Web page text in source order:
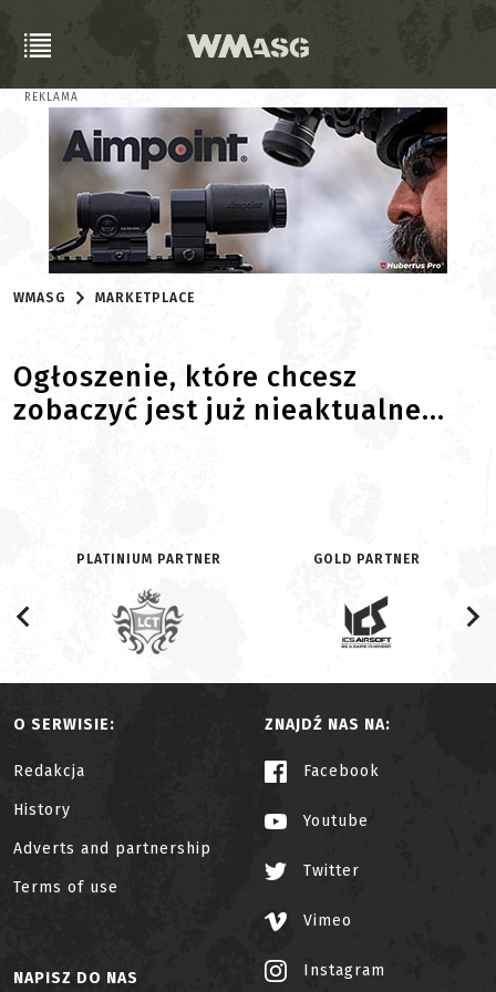
REKLAMA
WMASG MARKETPLACE
Ogłoszenie, które chcesz
zobaczyć jest już nieaktualne...
PLATINIUM PARTNER GOLD PARTNER
O SERWISIE:
Redakcja
History
Adverts and partnership
Terms of use
ZNAJDŹ NAS NA:
Facebook
Youtube
Twitter
Vimeo
Instagram
NAPISZ DO NAS